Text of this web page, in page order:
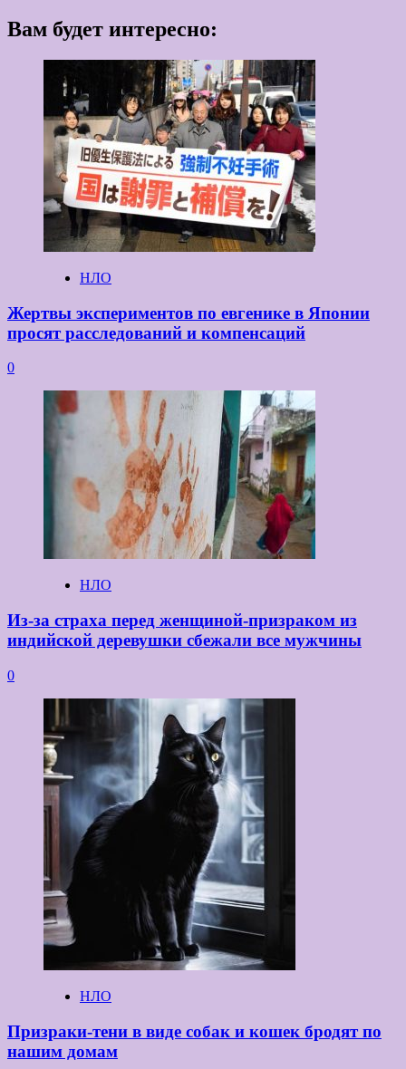
Вам будет интересно:
НЛО
Жертвы экспериментов по евгенике в Японии
просят расследований и компенсаций
0
НЛО
Из-за страха перед женщиной-призраком из
индийской деревушки сбежали все мужчины
0
НЛО
Призраки-тени в виде собак и кошек бродят по
нашим домам